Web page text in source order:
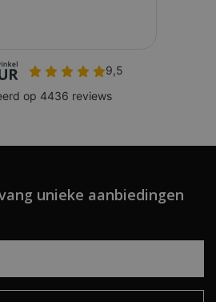
unieke aanbiedingen